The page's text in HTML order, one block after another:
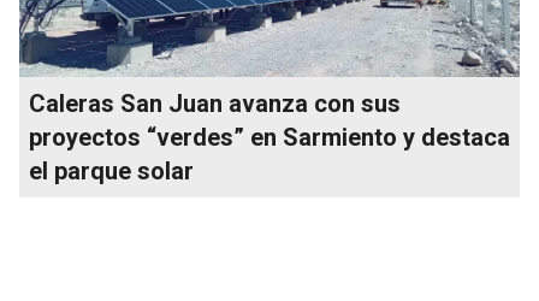
Caleras San Juan avanza con sus
proyectos “verdes” en Sarmiento y destaca
el parque solar